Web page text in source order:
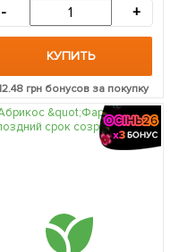
- +
КУПИТЬ
грн бонусов за покупку